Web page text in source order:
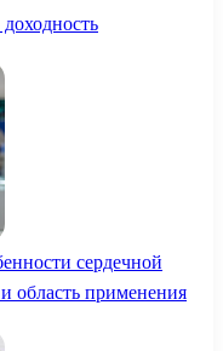
сердечной
область применения